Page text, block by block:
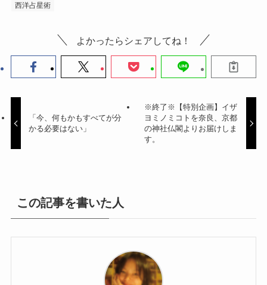
西洋占星術
よかったらシェアしてね！
「今、何もかもすべてが分
かる必要はない」
※終了※【特別企画】イザ
ヨミノミコトを奈良、京都
の神社仏閣よりお届けしま
す。
この記事を書いた人